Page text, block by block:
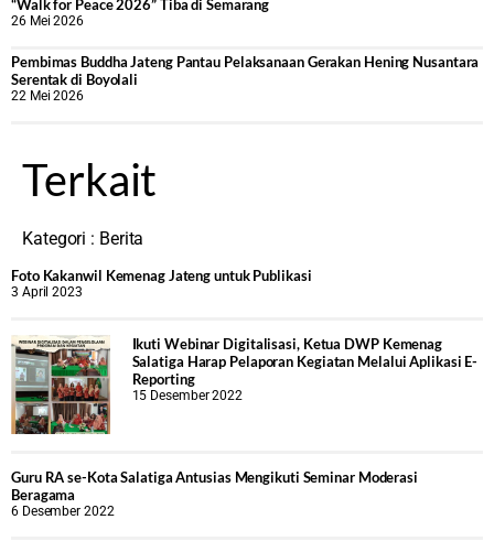
“Walk for Peace 2026” Tiba di Semarang
26 Mei 2026
‎Pembimas Buddha Jateng Pantau Pelaksanaan Gerakan Hening Nusantara
Serentak di Boyolali
22 Mei 2026
Terkait
Kategori : Berita
Foto Kakanwil Kemenag Jateng untuk Publikasi
3 April 2023
Ikuti Webinar Digitalisasi, Ketua DWP Kemenag
Salatiga Harap Pelaporan Kegiatan Melalui Aplikasi E-
Reporting
15 Desember 2022
Guru RA se-Kota Salatiga Antusias Mengikuti Seminar Moderasi
Beragama
6 Desember 2022